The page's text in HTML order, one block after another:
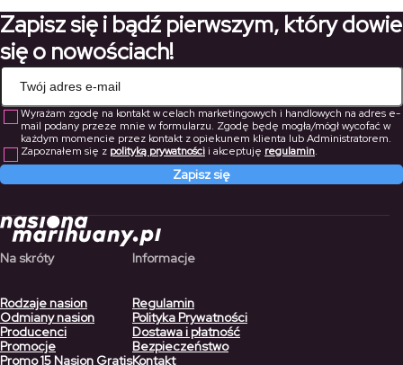
[…]
Zapisz się i bądź pierwszym, który dowie
się o nowościach!
Wyrażam zgodę na kontakt w celach marketingowych i handlowych na adres e-
mail podany przeze mnie w formularzu. Zgodę będę mogła/mógł wycofać w
każdym momencie przez kontakt z opiekunem klienta lub Administratorem.
Zapoznałem się z polityką prywatnościi akceptuję regulamin.
Zapisz się
Na skróty
Rodzaje nasion
Odmiany nasion
Producenci
Promocje
Promo 15 Nasion Gratis
Informacje
Regulamin
Polityka Prywatności
Dostawa i płatność
Bezpieczeństwo
Kontakt